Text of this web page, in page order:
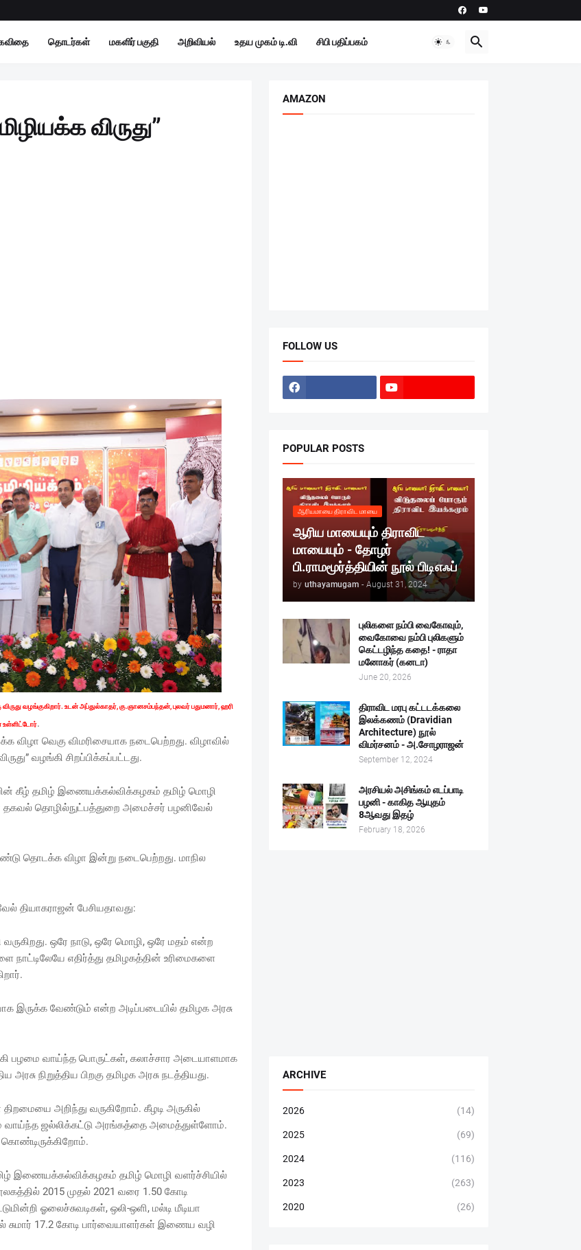
தொடர்கள் மகளிர் பகுதி அறிவியல் உதய முகம் டி.வி சிபி பதிப்பகம்
விருது”
வழங்குகிறார். உடன் அப்துல்காதர், கு.ஞானசம்பந்தன், புலவர் பதுமனார், ஹரி
உள்ளிட்டோர்.
விழா வெகு விமரிசையாக நடைபெற்றது. விழாவில்
வழங்கி சிறப்பிக்கப்பட்டது.
கீழ் தமிழ் இணையக்கல்விக்கழகம் தமிழ் மொழி
தகவல் தொழில்நுட்பத்துறை அமைச்சர் பழனிவேல்
தொடக்க விழா இன்று நடைபெற்றது. மாநில
தியாகராஜன் பேசியதாவது:
ஒரே நாடு, ஒரே மொழி, ஒரே மதம் என்ற
எதிர்த்து தமிழகத்தின் உரிமைகளை
இருக்க வேண்டும் என்ற அடிப்படையில் தமிழக அரசு
பழமை வாய்ந்த பொருட்கள், கலாச்சார அடையாளமாக
நிறுத்திய பிறகு தமிழக அரசு நடத்தியது.
அறிந்து வருகிறோம். கீழடி அருகில்
வாய்ந்த ஜல்லிக்கட்டு அரங்கத்தை அமைத்துள்ளோம்.
கொண்டிருக்கிறோம்.
இணையக்கல்விக்கழகம் தமிழ் மொழி வளர்ச்சியில்
2015 முதல் 2021 வரை 1.50 கோடி
ஓலைச்சுவடிகள், ஒலி-ஒளி, மல்டி மீடியா
17.2 கோடி பார்வையாளர்கள் இணைய வழி
AMAZON
FOLLOW US
POPULAR POSTS
ஆரியமாயை திராவிட மாயை
ஆரிய மாயையும் திராவிட
மாயையும் - தோழர்
பி.ராமமூர்த்தியின் நூல் பிடிஎஃப்
by uthayamugam - August 31, 2024
புலிகளை நம்பி வைகோவும்,
வைகோவை நம்பி புலிகளும்
கெட்டழிந்த கதை! - ராதா
மனோகர் (கனடா)
June 20, 2026
திராவிட மரபு கட்டடக்கலை
இலக்கணம் (Dravidian
Architecture) நூல்
விமர்சனம் - அ.சோழராஜன்
September 12, 2024
அரசியல் அசிங்கம் எடப்பாடி
பழனி - காகித ஆயுதம்
8ஆவது இதழ்
February 18, 2026
ARCHIVE
2026 (14)
2025 (69)
2024 (116)
2023 (263)
2020 (26)